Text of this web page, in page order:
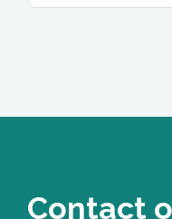
Contact